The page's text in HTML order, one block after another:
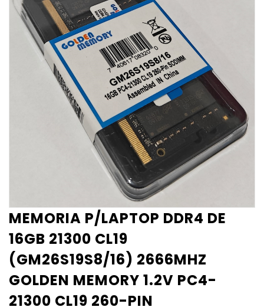
MEMORIA P/LAPTOP DDR4 DE
16GB 21300 CL19
(GM26S19S8/16) 2666MHZ
GOLDEN MEMORY 1.2V PC4-
21300 CL19 260-PIN